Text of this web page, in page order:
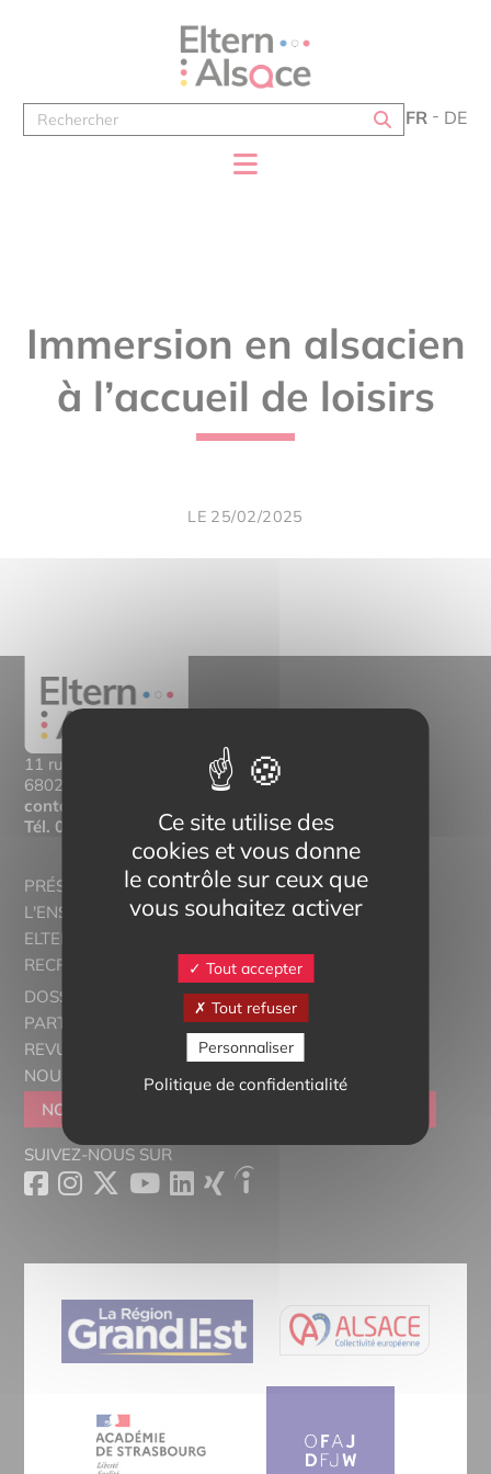
FR DE
Immersion en alsacien
à l’accueil de loisirs
LE 25/02/2025
11 rue Mittlerweg,
68025 Colmar Cedex
contact@eltern-bilinguisme.org
Tél. 03 89 20 46 74
PRÉSENTATION
L'ENSEIGNEMENT BILINGUE
ELTERN ALSACE - EUROSTAGES
RECRUTORRS
DOSSIERS THÉMATIQUES
PARTENAIRES
REVUE DE PRESSE
NOUS CONTACTER
NOUS REJOINDRE
SUIVEZ-NOUS SUR
Ce site utilise des
cookies et vous donne
le contrôle sur ceux que
vous souhaitez activer
Tout accepter
Tout refuser
Personnaliser
Politique de confidentialité